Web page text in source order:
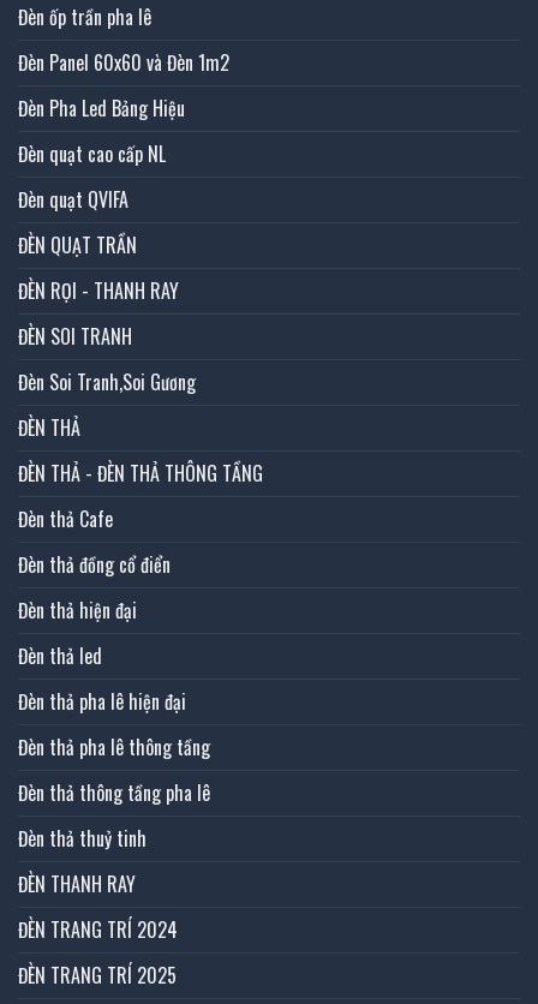
Đèn ốp trần pha lê
Đèn Panel 60x60 và Đèn 1m2
Đèn Pha Led Bảng Hiệu
Đèn quạt cao cấp NL
Đèn quạt QVIFA
ĐÈN QUẠT TRẦN
ĐÈN RỌI - THANH RAY
ĐÈN SOI TRANH
Đèn Soi Tranh,Soi Gương
ĐÈN THẢ
ĐÈN THẢ - ĐÈN THẢ THÔNG TẦNG
Đèn thả Cafe
Đèn thả đồng cổ điển
Đèn thả hiện đại
Đèn thả led
Đèn thả pha lê hiện đại
Đèn thả pha lê thông tầng
Đèn thả thông tầng pha lê
Đèn thả thuỷ tinh
ĐÈN THANH RAY
ĐÈN TRANG TRÍ 2024
ĐÈN TRANG TRÍ 2025